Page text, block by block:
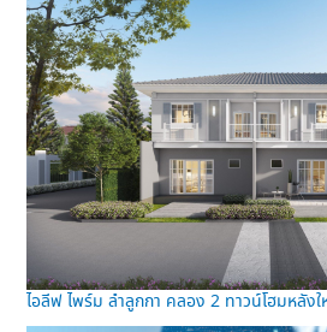
ไอลีฟ ไพร์ม ลำลูกกา คลอง 2 ทาวน์โฮมหลัง